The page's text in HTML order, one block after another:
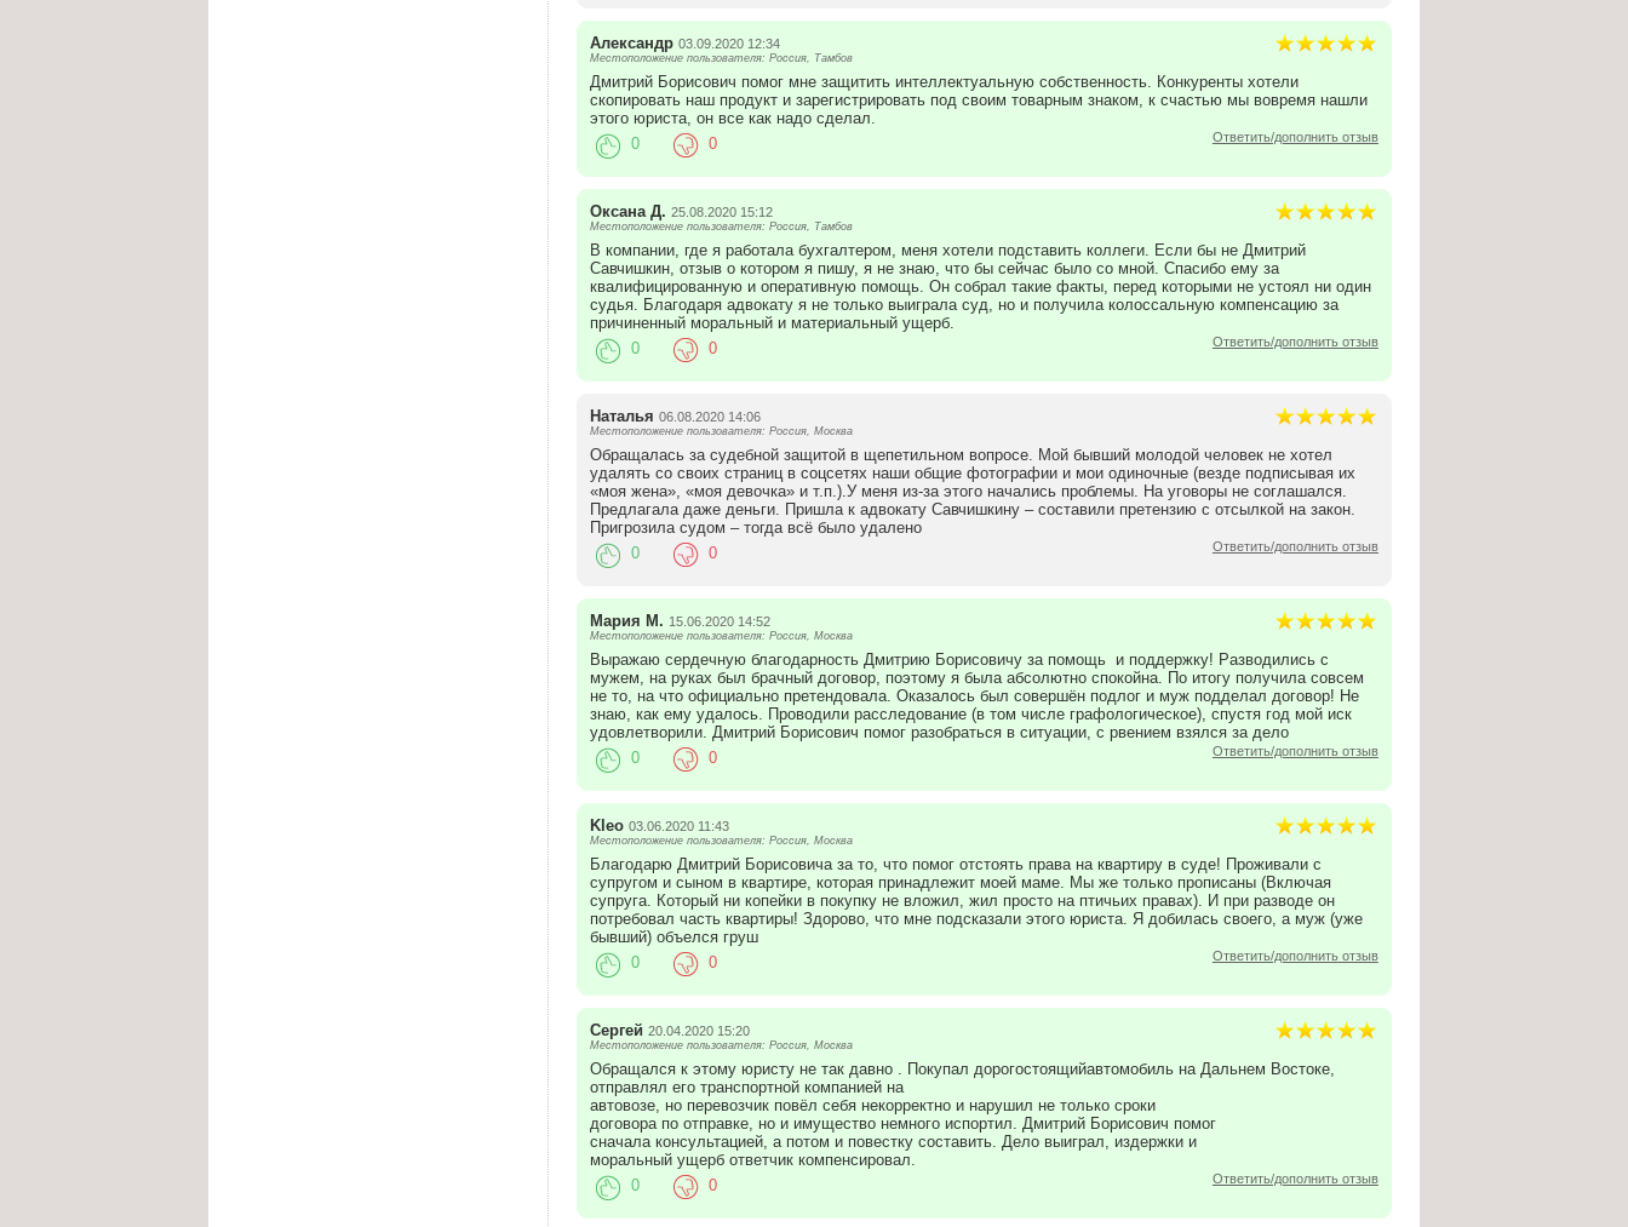
Александр 03.09.2020 12:34
Местоположение пользователя: Россия, Тамбов
Дмитрий Борисович помог мне защитить интеллектуальную собственность. Конкуренты хотели
скопировать наш продукт и зарегистрировать под своим товарным знаком, к счастью мы вовремя нашли
этого юриста, он все как надо сделал.
Ответить/дополнить отзыв
0 0
Оксана Д. 25.08.2020 15:12
Местоположение пользователя: Россия, Тамбов
В компании, где я работала бухгалтером, меня хотели подставить коллеги. Если бы не Дмитрий
Савчишкин, отзыв о котором я пишу, я не знаю, что бы сейчас было со мной. Спасибо ему за
квалифицированную и оперативную помощь. Он собрал такие факты, перед которыми не устоял ни один
судья. Благодаря адвокату я не только выиграла суд, но и получила колоссальную компенсацию за
причиненный моральный и материальный ущерб.
Ответить/дополнить отзыв
0 0
Наталья 06.08.2020 14:06
Местоположение пользователя: Россия, Москва
Обращалась за судебной защитой в щепетильном вопросе. Мой бывший молодой человек не хотел
удалять со своих страниц в соцсетях наши общие фотографии и мои одиночные (везде подписывая их
«моя жена», «моя девочка» и т.п.).У меня из-за этого начались проблемы. На уговоры не соглашался.
Предлагала даже деньги. Пришла к адвокату Савчишкину – составили претензию с отсылкой на закон.
Пригрозила судом – тогда всё было удалено
Ответить/дополнить отзыв
0 0
Мария М. 15.06.2020 14:52
Местоположение пользователя: Россия, Москва
Выражаю сердечную благодарность Дмитрию Борисовичу за помощь и поддержку! Разводились с
мужем, на руках был брачный договор, поэтому я была абсолютно спокойна. По итогу получила совсем
не то, на что официально претендовала. Оказалось был совершён подлог и муж подделал договор! Не
знаю, как ему удалось. Проводили расследование (в том числе графологическое), спустя год мой иск
удовлетворили. Дмитрий Борисович помог разобраться в ситуации, с рвением взялся за дело
Ответить/дополнить отзыв
0 0
Kleo 03.06.2020 11:43
Местоположение пользователя: Россия, Москва
Благодарю Дмитрий Борисовича за то, что помог отстоять права на квартиру в суде! Проживали с
супругом и сыном в квартире, которая принадлежит моей маме. Мы же только прописаны (Включая
супруга. Который ни копейки в покупку не вложил, жил просто на птичьих правах). И при разводе он
потребовал часть квартиры! Здорово, что мне подсказали этого юриста. Я добилась своего, а муж (уже
бывший) объелся груш
Ответить/дополнить отзыв
0 0
Сергей 20.04.2020 15:20
Местоположение пользователя: Россия, Москва
Обращался к этому юристу не так давно . Покупал дорогостоящийавтомобиль на Дальнем Востоке,
отправлял его транспортной компанией на
автовозе, но перевозчик повёл себя некорректно и нарушил не только сроки
договора по отправке, но и имущество немного испортил. Дмитрий Борисович помог
сначала консультацией, а потом и повестку составить. Дело выиграл, издержки и
моральный ущерб ответчик компенсировал.
Ответить/дополнить отзыв
0 0